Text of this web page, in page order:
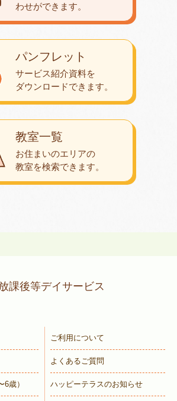
教室一覧
お住まいのエリアの
教室を検索できます。
パンフレット
サービス紹介資料を
ダウンロードできます。
わせができます。
課後等デイサービス
6歳）
ご利用について
よくあるご質問
ハッピーテラスのお知らせ